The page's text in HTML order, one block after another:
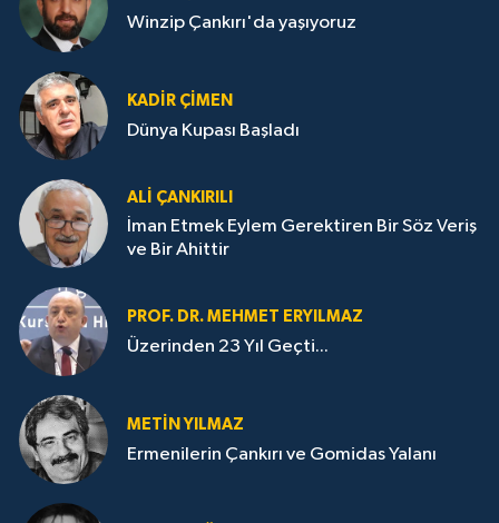
Winzip Çankırı'da yaşıyoruz
KADIR ÇIMEN
Dünya Kupası Başladı
ALI ÇANKIRILI
İman Etmek Eylem Gerektiren Bir Söz Veriş
ve Bir Ahittir
PROF. DR. MEHMET ERYILMAZ
Üzerinden 23 Yıl Geçti...
METIN YILMAZ
Ermenilerin Çankırı ve Gomidas Yalanı